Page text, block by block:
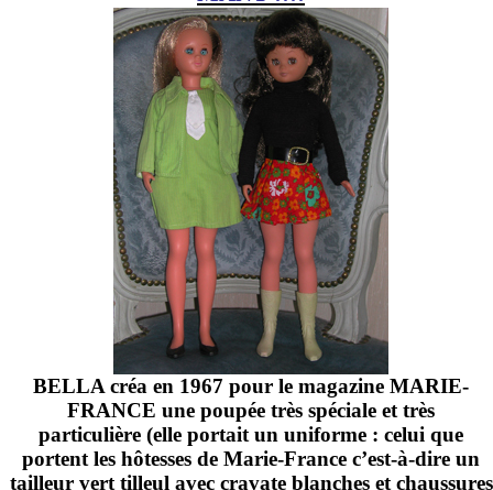
BELLA créa en 1967 pour le magazine MARIE-
FRANCE une poupée très spéciale et très
particulière (elle portait un uniforme : celui que
portent les hôtesses de Marie-France c’est-à-dire un
tailleur vert tilleul avec cravate blanches et chaussures